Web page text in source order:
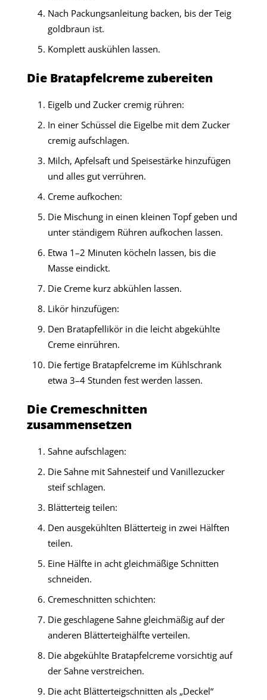
Nach Packungsanleitung backen, bis der Teig
goldbraun ist.
Komplett auskühlen lassen.
Die Bratapfelcreme zubereiten
Eigelb und Zucker cremig rühren:
In einer Schüssel die Eigelbe mit dem Zucker
cremig aufschlagen.
Milch, Apfelsaft und Speisestärke hinzufügen
und alles gut verrühren.
Creme aufkochen:
Die Mischung in einen kleinen Topf geben und
unter ständigem Rühren aufkochen lassen.
Etwa 1–2 Minuten köcheln lassen, bis die
Masse eindickt.
Die Creme kurz abkühlen lassen.
Likör hinzufügen:
Den Bratapfellikör in die leicht abgekühlte
Creme einrühren.
Die fertige Bratapfelcreme im Kühlschrank
etwa 3–4 Stunden fest werden lassen.
Die Cremeschnitten
zusammensetzen
Sahne aufschlagen:
Die Sahne mit Sahnesteif und Vanillezucker
steif schlagen.
Blätterteig teilen:
Den ausgekühlten Blätterteig in zwei Hälften
teilen.
Eine Hälfte in acht gleichmäßige Schnitten
schneiden.
Cremeschnitten schichten:
Die geschlagene Sahne gleichmäßig auf der
anderen Blätterteighälfte verteilen.
Die abgekühlte Bratapfelcreme vorsichtig auf
der Sahne verstreichen.
Die acht Blätterteigschnitten als „Deckel“